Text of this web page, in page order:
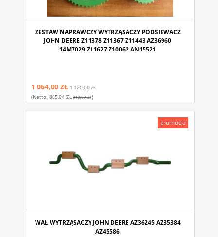
ZESTAW NAPRAWCZY WYTRZĄSACZY PODSIEWACZ
JOHN DEERE Z11378 Z11367 Z11443 AZ36960
14M7029 Z11627 Z10062 AN15521
1 064,00 ZŁ 1 120,00 zł
(netto:865,04 ZŁ 910,57 Zł)
WAŁ WYTRZĄSACZY JOHN DEERE AZ36245 AZ35384
AZ45586
promocja